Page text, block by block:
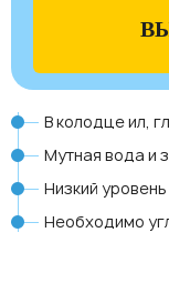
В колодце ил,
Мутная вода и
Низкий
Необходимо